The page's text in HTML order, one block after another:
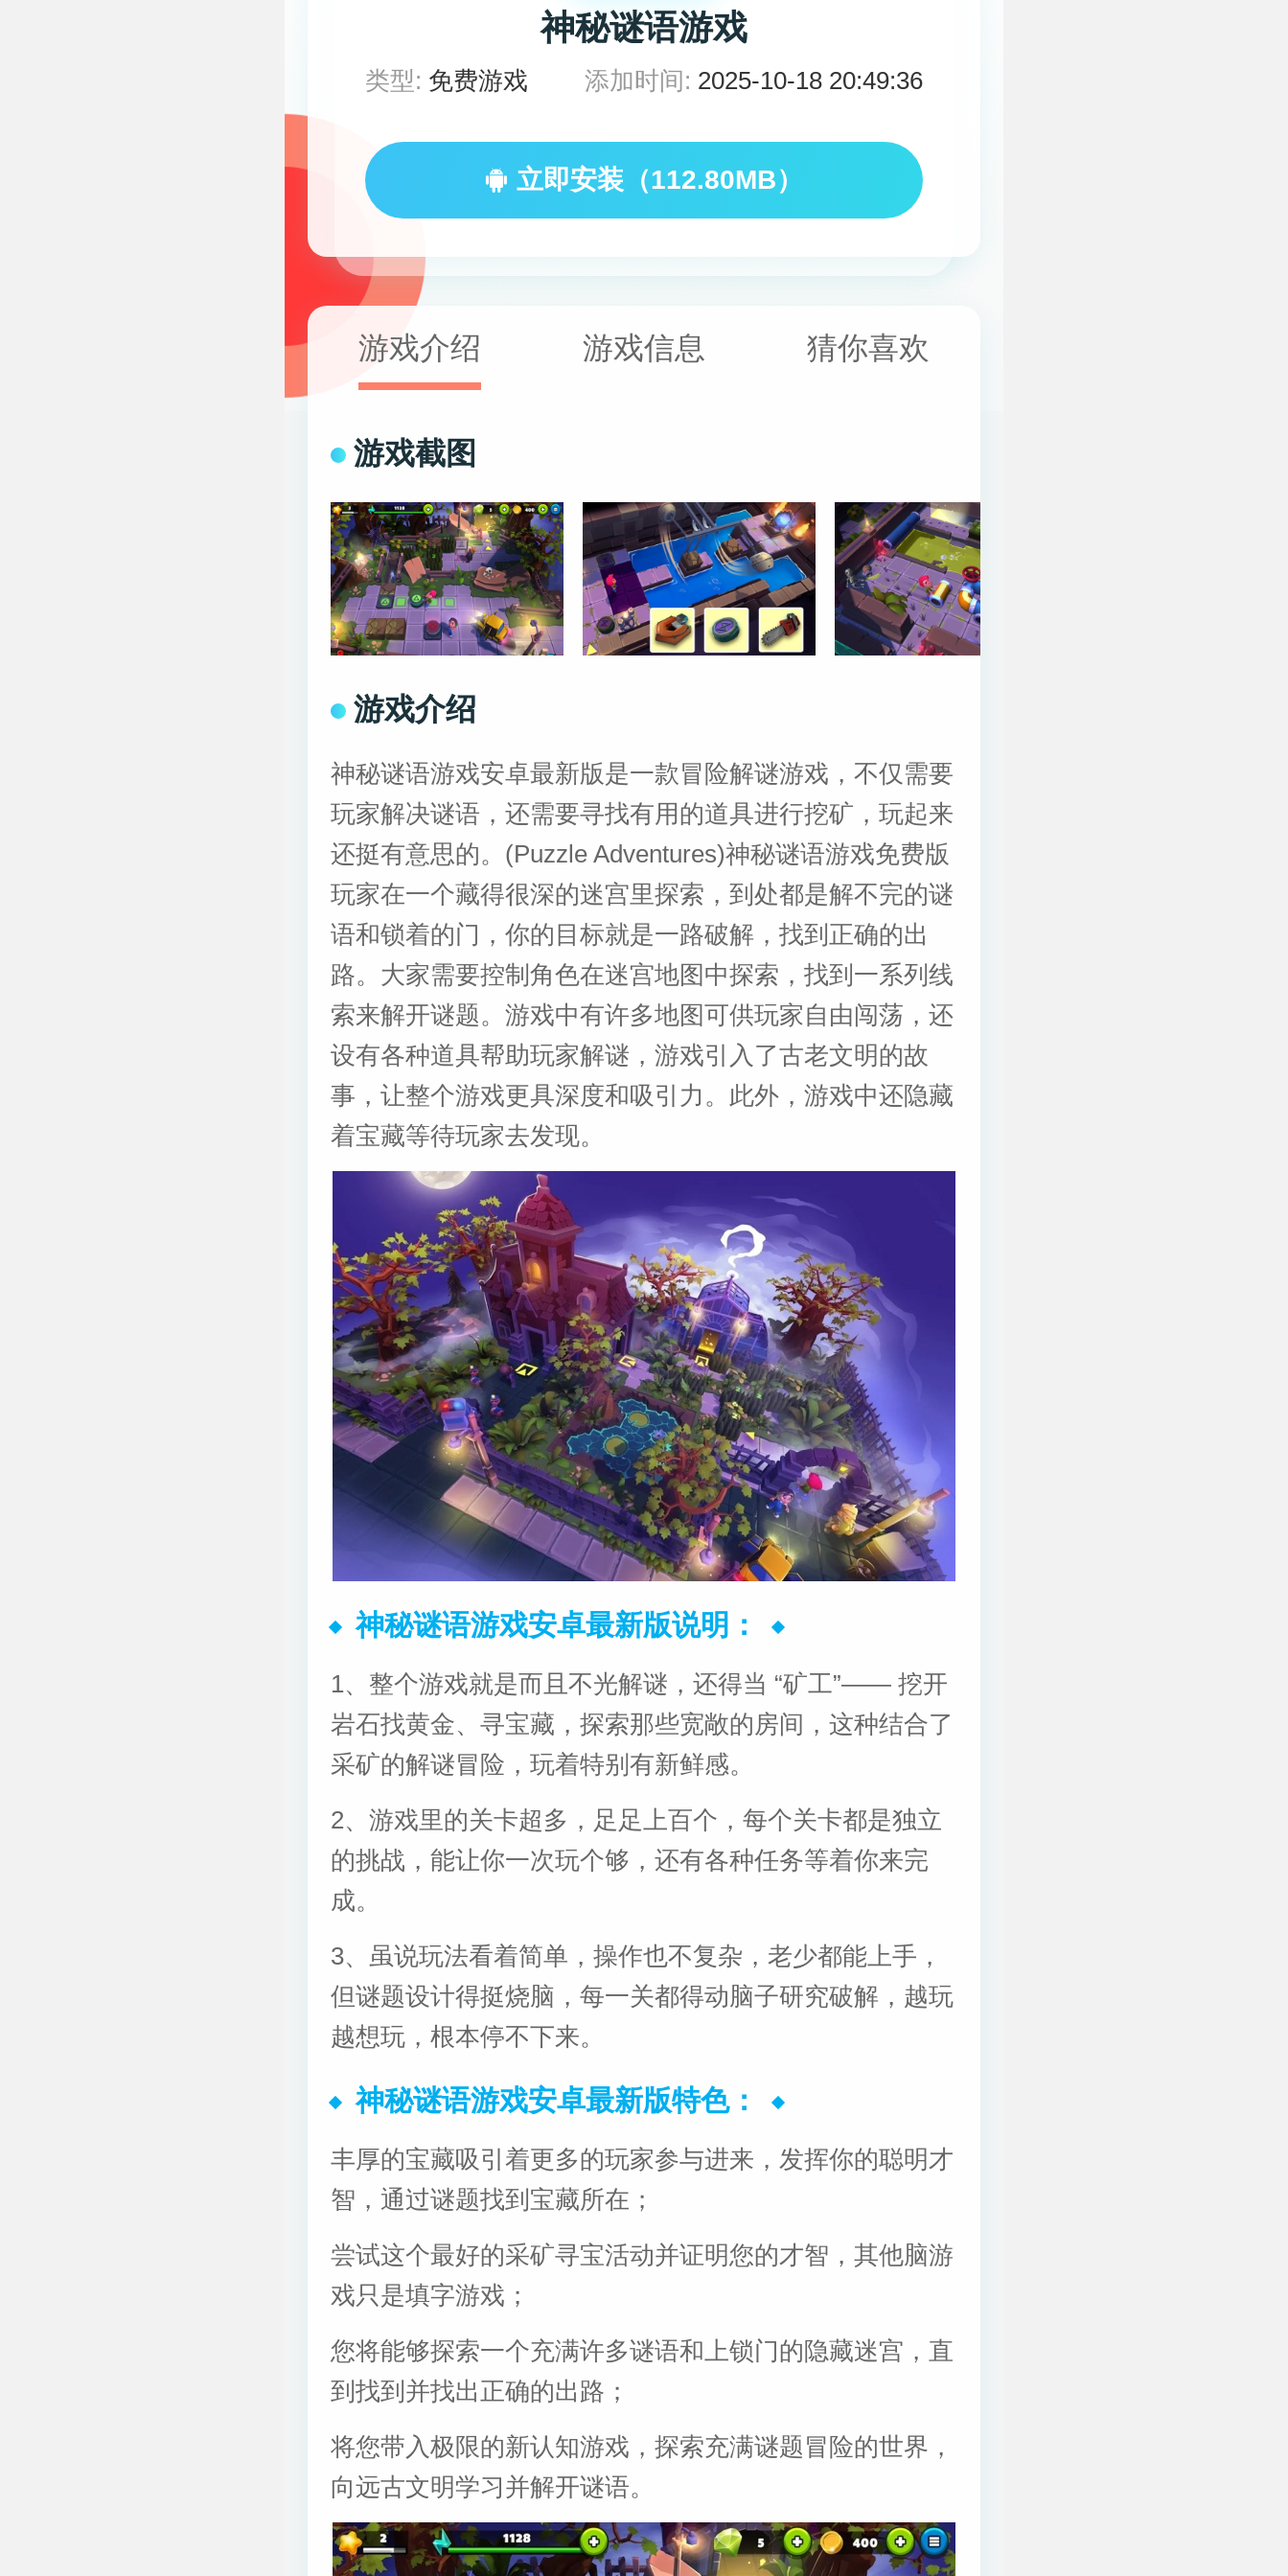
神秘谜语游戏
类型: 免费游戏 添加时间: 2025-10-18 20:49:36
立即安装（112.80MB）
游戏介绍 游戏信息 猜你喜欢
游戏截图
游戏介绍
神秘谜语游戏安卓最新版是一款冒险解谜游戏，不仅需要
玩家解决谜语，还需要寻找有用的道具进行挖矿，玩起来
还挺有意思的。(Puzzle Adventures)神秘谜语游戏免费版
玩家在一个藏得很深的迷宫里探索，到处都是解不完的谜
语和锁着的门，你的目标就是一路破解，找到正确的出
路。大家需要控制角色在迷宫地图中探索，找到一系列线
索来解开谜题。游戏中有许多地图可供玩家自由闯荡，还
设有各种道具帮助玩家解谜，游戏引入了古老文明的故
事，让整个游戏更具深度和吸引力。此外，游戏中还隐藏
着宝藏等待玩家去发现。
神秘谜语游戏安卓最新版说明：
1、整个游戏就是而且不光解谜，还得当 “矿工”—— 挖开
岩石找黄金、寻宝藏，探索那些宽敞的房间，这种结合了
采矿的解谜冒险，玩着特别有新鲜感。
2、游戏里的关卡超多，足足上百个，每个关卡都是独立
的挑战，能让你一次玩个够，还有各种任务等着你来完
成。
3、虽说玩法看着简单，操作也不复杂，老少都能上手，
但谜题设计得挺烧脑，每一关都得动脑子研究破解，越玩
越想玩，根本停不下来。
神秘谜语游戏安卓最新版特色：
丰厚的宝藏吸引着更多的玩家参与进来，发挥你的聪明才
智，通过谜题找到宝藏所在；
尝试这个最好的采矿寻宝活动并证明您的才智，其他脑游
戏只是填字游戏；
您将能够探索一个充满许多谜语和上锁门的隐藏迷宫，直
到找到并找出正确的出路；
将您带入极限的新认知游戏，探索充满谜题冒险的世界，
向远古文明学习并解开谜语。